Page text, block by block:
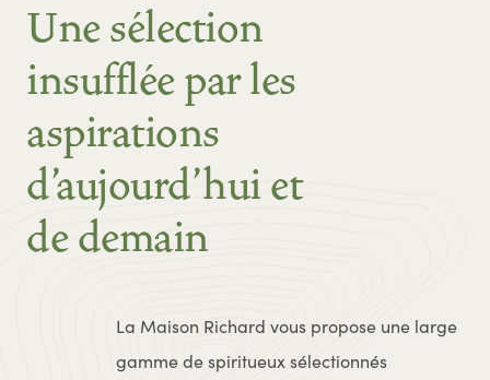
Une sélection
insufflée par les
aspirations
d'aujourd'hui et
de demain
La Maison Richard vous propose une large
gamme de spiritueux sélectionnés